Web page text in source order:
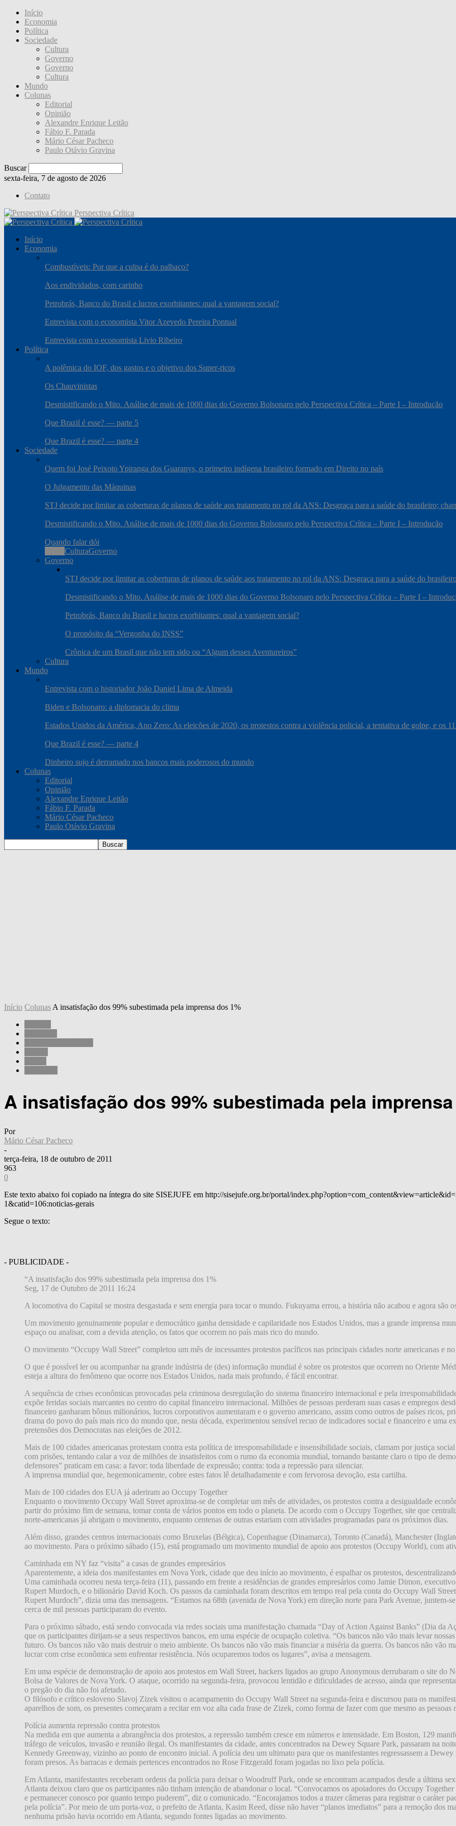
Início
Economia
Política
Sociedade
Cultura
Governo
Governo
Cultura
Mundo
Colunas
Editorial
Opinião
Alexandre Enrique Leitão
Fábio F. Parada
Mário César Pacheco
Paulo Otávio Gravina
Buscar
sexta-feira, 7 de agosto de 2026
Contato
Perspectiva Crítica
Início
Economia
Combustíveis: Por que a culpa é do palhaço?
Aos endividados, com carinho
Petrobrás, Banco do Brasil e lucros exorbitantes: qual a vantagem social?
Entrevista com o economista Vitor Azevedo Pereira Pontual
Entrevista com o economista Livio Ribeiro
Política
A polêmica do IOF, dos gastos e o objetivo dos Super-ricos
Os Chauvinistas
Desmistificando o Mito. Análise de mais de 1000 dias do Governo Bolsonaro pelo Perspectiva Crítica – Parte I – Introdução
Que Brazil é esse? — parte 5
Que Brazil é esse? — parte 4
Sociedade
Quem foi José Peixoto Ypiranga dos Guaranys, o primeiro indígena brasileiro formado em Direito no país
O Julgamento das Máquinas
STJ decide por limitar as coberturas de planos de saúde aos tratamento no rol da ANS: Desgraça para a saúde do brasileiro;
Desmistificando o Mito. Análise de mais de 1000 dias do Governo Bolsonaro pelo Perspectiva Crítica – Parte I – Introdução
Quando falar dói
CulturaGoverno
Governo
STJ decide por limitar as coberturas de planos de saúde aos tratamento no rol da ANS: Desgraça para a saúde do
Desmistificando o Mito. Análise de mais de 1000 dias do Governo Bolsonaro pelo Perspectiva Crítica – Parte I –
Petrobrás, Banco do Brasil e lucros exorbitantes: qual a vantagem social?
O propósito da “Vergonha do INSS”
Crônica de um Brasil que não tem sido ou “Algum desses Aventureiros”
Cultura
Mundo
Entrevista com o historiador João Daniel Lima de Almeida
Biden e Bolsonaro: a diplomacia do clima
Estados Unidos da América, Ano Zero: As eleições de 2020, os protestos contra a violência policial, a tentativa de golpe, e os
Que Brazil é esse? — parte 4
Dinheiro sujo é derramado nos bancos mais poderosos do mundo
Colunas
Editorial
Opinião
Alexandre Enrique Leitão
Fábio F. Parada
Mário César Pacheco
Paulo Otávio Gravina
Início Colunas A insatisfação dos 99% subestimada pela imprensa dos 1%
A insatisfação dos 99% subestimada pela
Por
Mário César Pacheco
-
terça-feira, 18 de outubro de 2011
963
0
Este texto abaixo foi copiado na íntegra do site SISEJUFE em http://sisejufe.org.br/portal/
1&catid=106:noticias-gerais
Segue o texto:
- PUBLICIDADE -
“A insatisfação dos 99% subestimada pela imprensa dos 1%
Seg, 17 de Outubro de 2011 16:24
A locomotiva do Capital se mostra desgastada e sem energia para tocar o mundo. Fukuyama errou, a história não acabou e agora são
Um movimento genuinamente popular e democrático ganha densidade e capilaridade nos Estados Unidos, mas a grande imprensa
espaço ou analisar, com a devida atenção, os fatos que ocorrem no país mais rico do mundo.
O movimento “Occupy Wall Street” completou um mês de incessantes protestos pacíficos nas principais cidades norte americanas e
O que é possível ler ou acompanhar na grande indústria de (des) informação mundial é sobre os protestos que ocorrem no Oriente
esteja a altura do fenômeno que ocorre nos Estados Unidos, nada mais profundo, é fácil encontrar.
A sequência de crises econômicas provocadas pela criminosa desregulação do sistema financeiro internacional e pela
expõe feridas sociais marcantes no centro do capital financeiro internacional. Milhões de pessoas perderam suas casas e empregos
financeiro ganharam bônus milionários, lucros corporativos aumentaram e o governo americano, assim como outros de países ricos,
drama do povo do país mais rico do mundo que, nesta década, experimentou sensível recuo de indicadores social e financeiro e uma
pretensões dos Democratas nas eleições de 2012.
Mais de 100 cidades americanas protestam contra esta política de irresponsabilidade e insensibilidade sociais, clamam por justiça
com prisões, tentando calar a voz de milhões de insatisfeitos com o rumo da economia mundial, tornando bastante claro o tipo de
defensores” praticam em casa: a favor: toda liberdade de expressão; contra: toda a repressão para silenciar.
A imprensa mundial que, hegemonicamente, cobre estes fatos lê detalhadamente e com fervorosa devoção, esta cartilha.
Mais de 100 cidades dos EUA já aderiram ao Occupy Together
Enquanto o movimento Occupy Wall Street aproxima-se de completar um mês de atividades, os protestos contra a desigualdade
partir do próximo fim de semana, tomar conta de vários pontos em todo o planeta. De acordo com o Occupy Together, site que
norte-americanas já abrigam o movimento, enquanto centenas de outras estariam com atividades programadas para os próximos dias.
Além disso, grandes centros internacionais como Bruxelas (Bélgica), Copenhague (Dinamarca), Toronto (Canadá), Manchester
ao movimento. Para o próximo sábado (15), está programado um movimento mundial de apoio aos protestos (Occupy World), com
Caminhada em NY faz “visita” a casas de grandes empresários
Aparentemente, a ideia dos manifestantes em Nova York, cidade que deu início ao movimento, é espalhar os protestos,
Uma caminhada ocorreu nesta terça-feira (11), passando em frente a residências de grandes empresários como Jamie Dimon,
Rupert Murdoch, e o bilionário David Koch. Os passos da caminhada foram descritos em tempo real pela conta do Occupy Wall
Rupert Murdoch”, dizia uma das mensagens. “Estamos na 68th (avenida de Nova York) em direção norte para Park Avenue, juntem-
cerca de mil pessoas participaram do evento.
Para o próximo sábado, está sendo convocada via redes sociais uma manifestação chamada “Day of Action Against Banks” (Dia da
que os participantes dirijam-se a seus respectivos bancos, em uma espécie de ocupação coletiva. “Os bancos não vão mais levar
futuro. Os bancos não vão mais destruir o meio ambiente. Os bancos não vão mais financiar a miséria da guerra. Os bancos não vão
lucrar com crise econômica sem enfrentar resistência. Nós ocuparemos todos os lugares”, avisa a mensagem.
Em uma espécie de demonstração de apoio aos protestos em Wall Street, hackers ligados ao grupo Anonymous derrubaram o site
Bolsa de Valores de Nova York. O ataque, ocorrido na segunda-feira, provocou lentidão e dificuldades de acesso, ainda que
o pregão do dia não foi afetado.
O filósofo e crítico esloveno Slavoj Zizek visitou o acampamento do Occupy Wall Street na segunda-feira e discursou para os
aparelhos de som, os presentes começaram a recitar em voz alta cada frase de Zizek, como forma de fazer com que mesmo as
Polícia aumenta repressão contra protestos
Na medida em que aumenta a abrangência dos protestos, a repressão também cresce em números e intensidade. Em Boston, 129
tráfego de veículos, invasão e reunião ilegal. Os manifestantes da cidade, antes concentrados na Dewey Square Park, passaram na
Kennedy Greenway, vizinho ao ponto de encontro inicial. A polícia deu um ultimato para que os manifestantes regressassem a
foram presos. As barracas e demais pertences encontrados no Rose Fitzgerald foram jogadas no lixo pela polícia.
Em Atlanta, manifestantes receberam ordens da polícia para deixar o Woodruff Park, onde se encontram acampados desde a última
Atlanta deixou claro que os participantes não tinham intenção de abandonar o local. “Convocamos os apoiadores do Occupy
e permanecer conosco por quanto tempo puderem”, diz o comunicado. “Encorajamos todos a trazer câmeras para registrar o caráter
pela polícia”. Por meio de um porta-voz, o prefeito de Atlanta, Kasim Reed, disse não haver “planos imediatos” para a remoção dos
nenhuma prisão havia ocorrido em Atlanta, segundo fontes ligadas ao movimento.